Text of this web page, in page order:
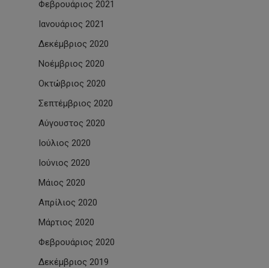
Φεβρουάριος 2021
Ιανουάριος 2021
Δεκέμβριος 2020
Νοέμβριος 2020
Οκτώβριος 2020
Σεπτέμβριος 2020
Αύγουστος 2020
Ιούλιος 2020
Ιούνιος 2020
Μάιος 2020
Απρίλιος 2020
Μάρτιος 2020
Φεβρουάριος 2020
Δεκέμβριος 2019